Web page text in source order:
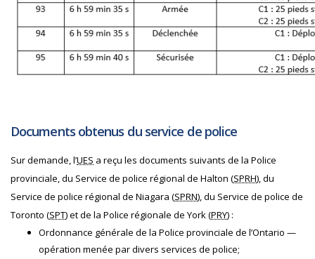
Documents obtenus du service de police
Sur demande, l’UES a reçu les documents suivants de la Police
provinciale, du Service de police régional de Halton (SPRH), du
Service de police régional de Niagara (SPRN), du Service de police de
Toronto (SPT) et de la Police régionale de York (PRY) :
Ordonnance générale de la Police provinciale de l’Ontario —
opération menée par divers services de police;